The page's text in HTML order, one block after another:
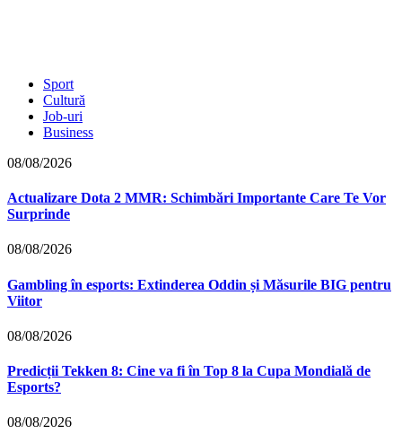
Sport
Cultură
Job-uri
Business
08/08/2026
Actualizare Dota 2 MMR: Schimbări Importante Care Te Vor
Surprinde
08/08/2026
Gambling în esports: Extinderea Oddin și Măsurile BIG pentru
Viitor
08/08/2026
Predicții Tekken 8: Cine va fi în Top 8 la Cupa Mondială de
Esports?
08/08/2026